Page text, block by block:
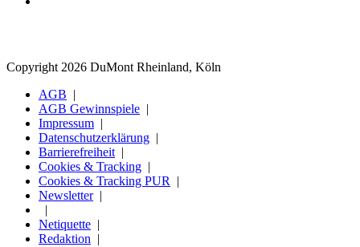
Copyright 2026 DuMont Rheinland, Köln
AGB
AGB Gewinnspiele
Impressum
Datenschutzerklärung
Barrierefreiheit
Cookies & Tracking
Cookies & Tracking PUR
Newsletter
Netiquette
Redaktion